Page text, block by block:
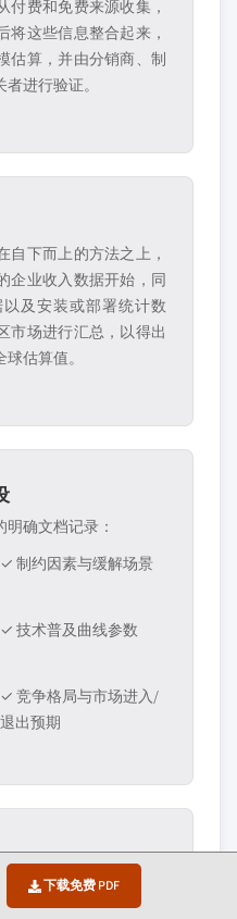
下载免费 PDF
付费和免费来源收集，
将这些信息整合起来，
估算，并由分销商、制
进行验证。
自下而上的方法之上，
企业收入数据开始，同
及安装或部署统计数
市场进行汇总，以得出
估算值。
确文档记录：
✓ 制约因素与缓解场景
✓ 技术普及曲线参数
✓ 竞争格局与市场进入/
退出预期
域专家对筛选后的数据
化系统可能遗漏的细微